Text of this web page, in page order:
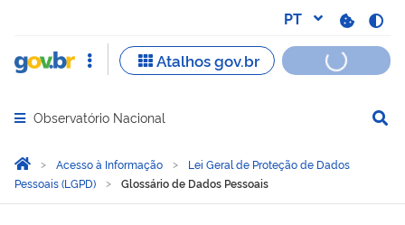
Abrir menu principal de navegação
Observatório Nacional
Você está aqui:
Página Inicial
Acesso à Informação
Lei Geral de Proteção de Dados
Pessoais (LGPD)
Glossário de Dados Pessoais